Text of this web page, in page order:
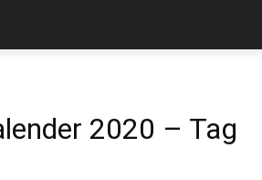
2020 – Tag